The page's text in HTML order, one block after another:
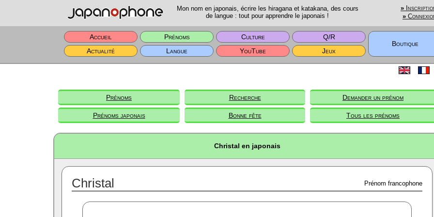
Mon nom en japonais, écrire les hiragana et katakana, des cours
de langue : tout pour apprendre le japonais !
»
»
Accueil Prénoms Culture
Q/R
Boutique
Actualité
Langue YouTube Jeux
Prénoms Recherche Demander un prénom
Prénoms japonais Bonne fête Tous les prénoms
Christal en japonais
Christal Prénom francophone